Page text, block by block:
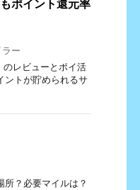
ポイント還元率
ラー
のレビューとポイ活
ントが貯められるサ
？必要マイルは？